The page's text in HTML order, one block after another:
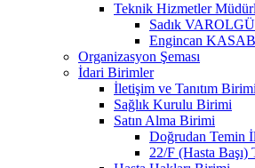
Teknik Hizmetler
Sadık
Engincan
Organizasyon Şeması
İdari Birimler
İletişim ve Tanıtım Birimi
Sağlık Kurulu Birimi
Satın Alma Birimi
Doğrudan Temin
22/F (Hasta Başı)